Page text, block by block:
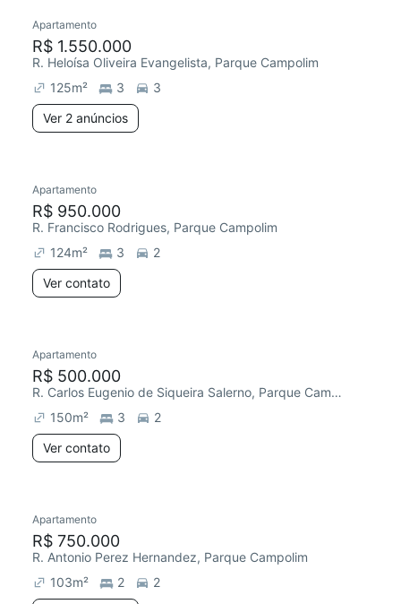
Redecorar
Apartamento
R$ 1.550.000
R. Heloísa Oliveira Evangelista, Parque Campolim
125m² 3
3
Ver 2 anúncios
Redecorar
Apartamento
R$ 950.000
R. Francisco Rodrigues, Parque Campolim
124m² 3
2
Ver contato
Redecorar
Apartamento
R$ 500.000
R. Carlos Eugenio de Siqueira Salerno, Parque Campolim
150m² 3
2
Ver contato
Redecorar
Apartamento
R$ 750.000
R. Antonio Perez Hernandez, Parque Campolim
103m² 2
2